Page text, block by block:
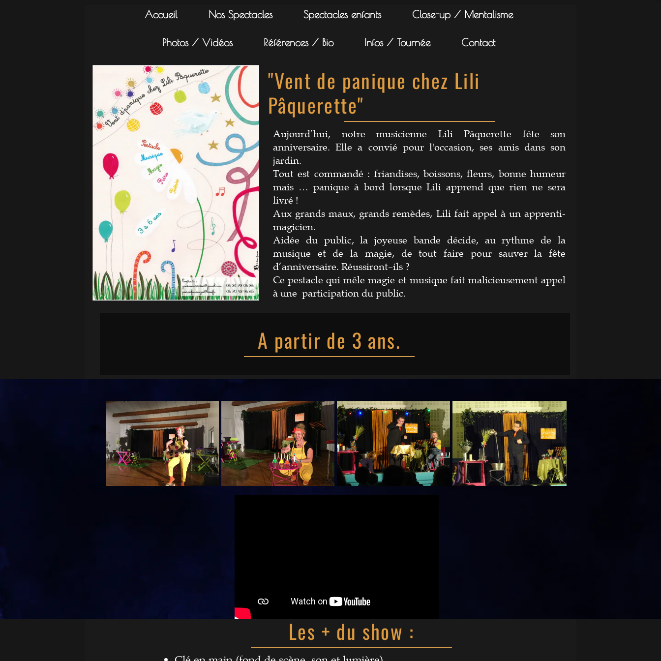
Accueil Nos Spectacles Spectacles enfants Close-up / Mentalisme
Photos / Vidéos Références / Bio Infos / Tournée Contact
"Vent de panique chez Lili
Pâquerette"
Aujourd’hui, notre musicienne Lili Pâquerette fête son
anniversaire. Elle a convié pour l'occasion, ses amis dans son
jardin.
Tout est commandé : friandises, boissons, fleurs, bonne humeur
mais … panique à bord lorsque Lili apprend que rien ne sera
livré !
Aux grands maux, grands remèdes, Lili fait appel à un apprenti-
magicien.
Aidée du public, la joyeuse bande décide, au rythme de la
musique et de la magie, de tout faire pour sauver la fête
d’anniversaire. Réussiront–ils ?
Ce pestacle qui mêle magie et musique fait malicieusement appel
à une participation du public.
A partir de 3 ans.
Les + du show :